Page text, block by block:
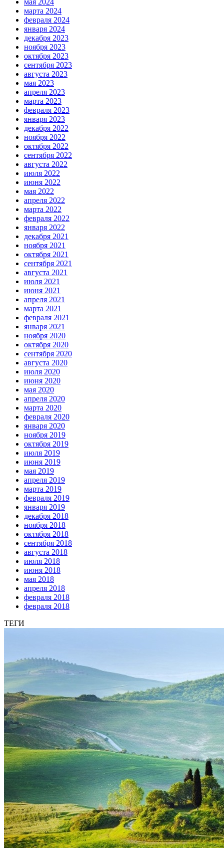
мая 2024
марта 2024
февраля 2024
января 2024
декабря 2023
ноября 2023
октября 2023
сентября 2023
августа 2023
мая 2023
апреля 2023
марта 2023
февраля 2023
января 2023
декабря 2022
ноября 2022
октября 2022
сентября 2022
августа 2022
июля 2022
июня 2022
мая 2022
апреля 2022
марта 2022
февраля 2022
января 2022
декабря 2021
ноября 2021
октября 2021
сентября 2021
августа 2021
июля 2021
июня 2021
апреля 2021
марта 2021
февраля 2021
января 2021
ноября 2020
октября 2020
сентября 2020
августа 2020
июля 2020
июня 2020
мая 2020
апреля 2020
марта 2020
февраля 2020
января 2020
ноября 2019
октября 2019
июля 2019
июня 2019
мая 2019
апреля 2019
марта 2019
февраля 2019
января 2019
декабря 2018
ноября 2018
октября 2018
сентября 2018
августа 2018
июля 2018
июня 2018
мая 2018
апреля 2018
февраля 2018
февраля 2018
ТЕГИ